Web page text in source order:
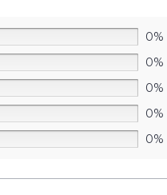
0%
0%
0%
0%
0%